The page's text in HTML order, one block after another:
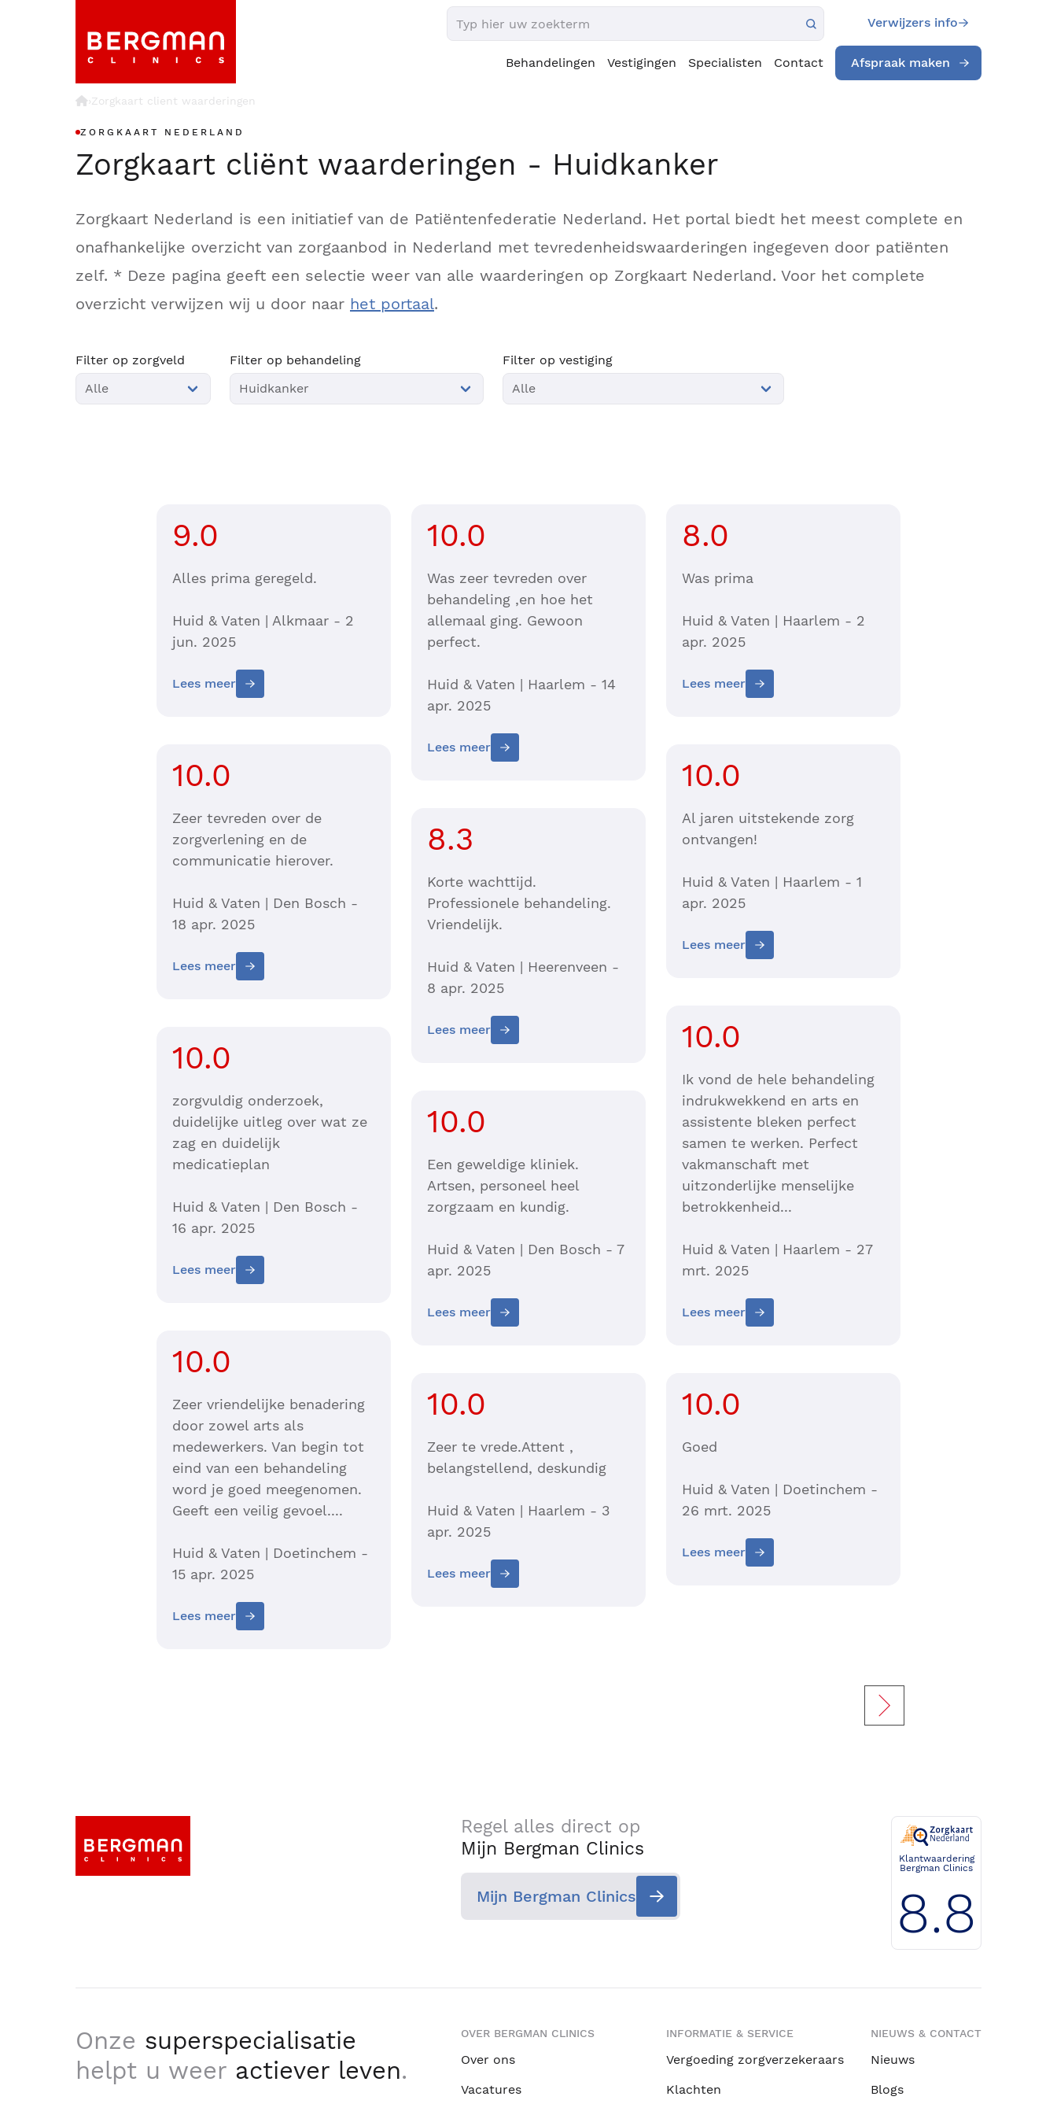
Verwijzers info
Behandelingen Vestigingen Specialisten Contact Afspraak maken
›Zorgkaart client waarderingen
ZORGKAART NEDERLAND
Zorgkaart cliënt waarderingen - Huidkanker
Zorgkaart Nederland is een initiatief van de Patiëntenfederatie Nederland. Het portal biedt het meest complete en
onafhankelijke overzicht van zorgaanbod in Nederland met tevredenheidswaarderingen ingegeven door patiënten
zelf. * Deze pagina geeft een selectie weer van alle waarderingen op Zorgkaart Nederland. Voor het complete
overzicht verwijzen wij u door naar het portaal.
Filter op zorgveld Filter op behandeling Filter op vestiging
9.0
Alles prima geregeld.
Huid & Vaten | Alkmaar - 2
jun. 2025
Lees meer
10.0
Zeer tevreden over de
zorgverlening en de
communicatie hierover.
Huid & Vaten | Den Bosch -
18 apr. 2025
Lees meer
10.0
zorgvuldig onderzoek,
duidelijke uitleg over wat ze
zag en duidelijk
medicatieplan
Huid & Vaten | Den Bosch -
16 apr. 2025
Lees meer
10.0
Zeer vriendelijke benadering
door zowel arts als
medewerkers. Van begin tot
eind van een behandeling
word je goed meegenomen.
Geeft een veilig gevoel....
Huid & Vaten | Doetinchem -
15 apr. 2025
Lees meer
10.0
Was zeer tevreden over
behandeling ,en hoe het
allemaal ging. Gewoon
perfect.
Huid & Vaten | Haarlem - 14
apr. 2025
Lees meer
8.3
Korte wachttijd.
Professionele behandeling.
Vriendelijk.
Huid & Vaten | Heerenveen -
8 apr. 2025
Lees meer
10.0
Een geweldige kliniek.
Artsen, personeel heel
zorgzaam en kundig.
Huid & Vaten | Den Bosch - 7
apr. 2025
Lees meer
10.0
Zeer te vrede.Attent ,
belangstellend, deskundig
Huid & Vaten | Haarlem - 3
apr. 2025
Lees meer
8.0
Was prima
Huid & Vaten | Haarlem - 2
apr. 2025
Lees meer
10.0
Al jaren uitstekende zorg
ontvangen!
Huid & Vaten | Haarlem - 1
apr. 2025
Lees meer
10.0
Ik vond de hele behandeling
indrukwekkend en arts en
assistente bleken perfect
samen te werken. Perfect
vakmanschaft met
uitzonderlijke menselijke
betrokkenheid...
Huid & Vaten | Haarlem - 27
mrt. 2025
Lees meer
10.0
Goed
Huid & Vaten | Doetinchem -
26 mrt. 2025
Lees meer
Regel alles direct op
Mijn Bergman Clinics
Mijn Bergman Clinics
Klantwaardering
Bergman Clinics
8.8
Onze superspecialisatie
helpt u weer actiever leven.
OVER BERGMAN CLINICS
Over ons
Vacatures
INFORMATIE & SERVICE
Vergoeding zorgverzekeraars
Klachten
NIEUWS & CONTACT
Nieuws
Blogs